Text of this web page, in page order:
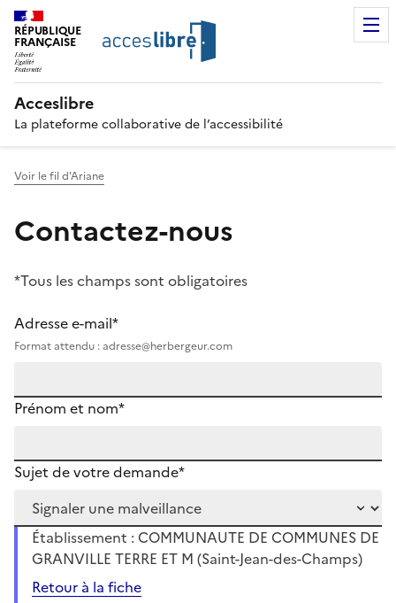
RÉPUBLIQUE
FRANÇAISE
Acceslibre
La plateforme collaborative de l’accessibilité
Voir le fil d'Ariane
Contactez-nous
*Tous les champs sont obligatoires
Adresse e-mail*
Format attendu : adresse@herbergeur.com
Prénom et nom*
Sujet de votre demande*
Établissement : COMMUNAUTE DE COMMUNES DE
GRANVILLE TERRE ET M (Saint-Jean-des-Champs)
Retour à la fiche